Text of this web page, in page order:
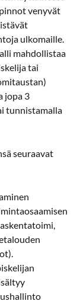
venyvät
ulkomaille.
mahdollistaa
tai
jopa 3
tunnistamalla
seuraavat